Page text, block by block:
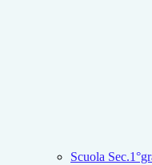
Scuola